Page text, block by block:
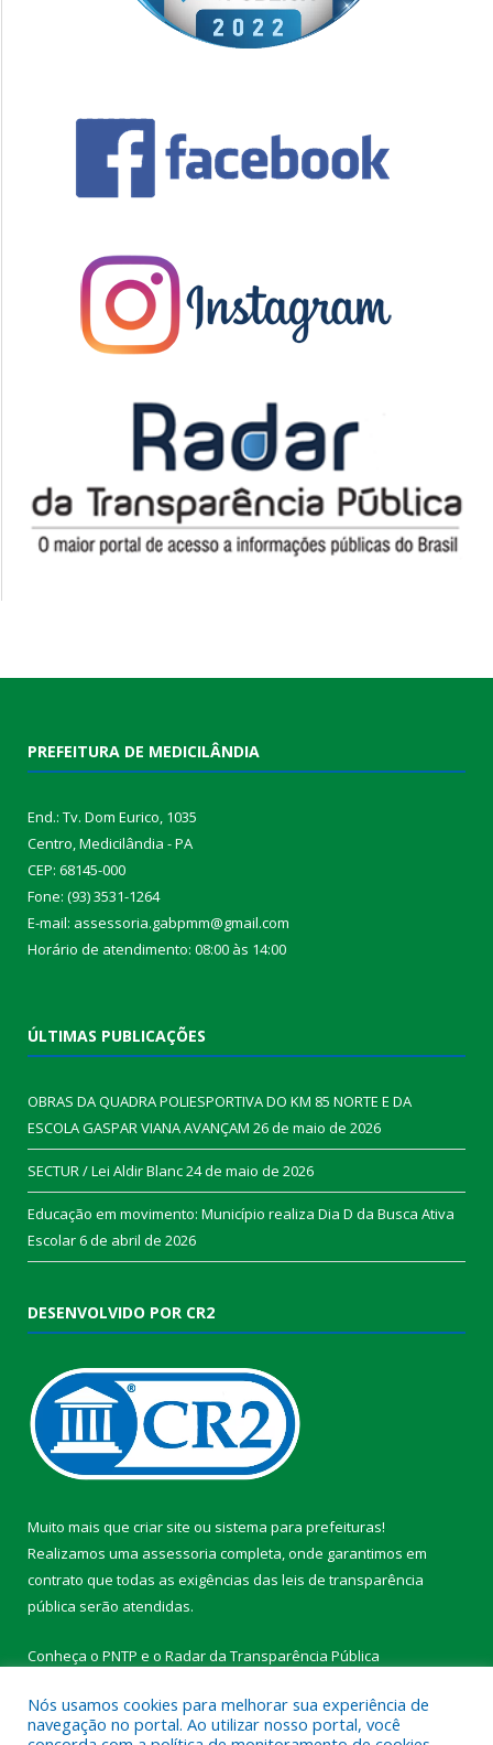
PREFEITURA DE MEDICILÂNDIA
End.: Tv. Dom Eurico, 1035
Centro, Medicilândia - PA
CEP: 68145-000
Fone: (93) 3531-1264
E-mail: assessoria.gabpmm@gmail.com
Horário de atendimento: 08:00 às 14:00
ÚLTIMAS PUBLICAÇÕES
OBRAS DA QUADRA POLIESPORTIVA DO KM 85 NORTE E DA
ESCOLA GASPAR VIANA AVANÇAM 26 de maio de 2026
SECTUR / Lei Aldir Blanc24 de maio de 2026
Educação em movimento: Município realiza Dia D da Busca Ativa
Escolar6 de abril de 2026
DESENVOLVIDO POR CR2
Muito mais que criar site ou sistema para prefeituras!
Realizamos uma assessoria completa, onde garantimos em
contrato que todas as exigências das leis de transparência
pública serão atendidas.
Conheça o PNTP e o Radar da Transparência Pública
Nós usamos cookies para melhorar sua experiência de
navegação no portal. Ao utilizar nosso portal, você